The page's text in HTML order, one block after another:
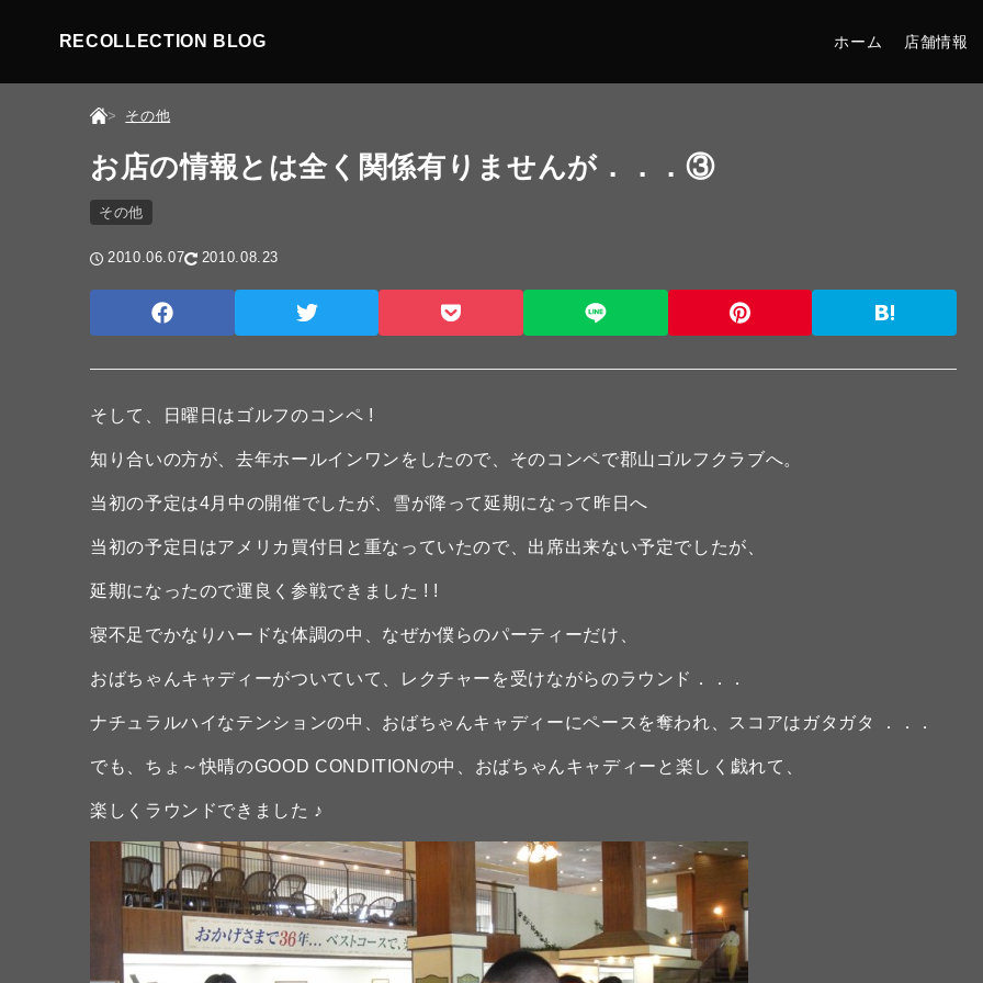
RECOLLECTION BLOG ホーム 店舗情報
その他
お店の情報とは全く関係有りませんが．．．③
その他
2010.06.07 2010.08.23
そして、日曜日はゴルフのコンペ !
知り合いの方が、去年ホールインワンをしたので、そのコンペで郡山ゴルフクラブへ。
当初の予定は4月中の開催でしたが、雪が降って延期になって昨日へ
当初の予定日はアメリカ買付日と重なっていたので、出席出来ない予定でしたが、
延期になったので運良く参戦できました ! !
寝不足でかなりハードな体調の中、なぜか僕らのパーティーだけ、
おばちゃんキャディーがついていて、レクチャーを受けながらのラウンド．．．
ナチュラルハイなテンションの中、おばちゃんキャディーにペースを奪われ、スコアはガタガタ ．．．
でも、ちょ～快晴のGOOD CONDITIONの中、おばちゃんキャディーと楽しく戯れて、
楽しくラウンドできました ♪